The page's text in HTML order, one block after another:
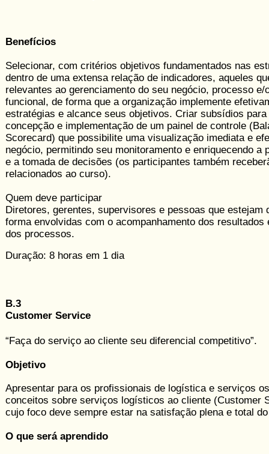
Benefícios
Selecionar, com critérios objetivos fundamentados nas
dentro de uma extensa relação de indicadores, aqueles
relevantes ao geren­ciamento do seu negócio, processo e/
funcional, de forma que a or­ga­nização implemente
estratégias e alcance seus objetivos. Criar subsídios para
concepção e implementação de um painel de controle
Scorecard) que possibilite uma visualização imediata e
negócio, permitindo seu monitoramento e enriquecendo a
e a tomada de decisões (os participantes também
relacio­nados ao curso).
Quem deve participar
Diretores, gerentes, supervisores e pessoas que estejam
forma envolvidas com o acompanhamento dos resultados
dos processos.
Duração: 8 horas em 1 dia
B.3
Customer Service
“Faça do serviço ao cliente seu diferencial competitivo”.
Objetivo
Apresentar para os profissionais de logística e serviços
conceitos sobre serviços logísticos ao cliente (Customer
cujo foco deve sempre estar na satisfação plena e total
O que será aprendido